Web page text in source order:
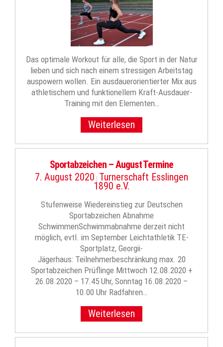
Das optimale Workout für alle, die Sport in der Natur
lieben und sich nach einem stressigen Arbeitstag
auspowern wollen. Ein ausdauerorientierter Mix aus
athletischem und funktionellem Kraft-Ausdauer-
Training mit den Elementen…
Weiterlesen
Sportabzeichen – August Termine
7. August 2020 | Turnerschaft Esslingen
1890 e.V.
Stufenweise Wiedereinstieg zur Deutschen
Sportabzeichen Abnahme
SchwimmenSchwimmabnahme derzeit nicht
möglich, evtl. im September Leichtathletik TE-
Sportplatz, Georgii-
Jägerhaus: Teilnehmerbeschränkung max. 20
Sportabzeichen Prüflinge Mittwoch 12.08.2020 +
26.08.2020 – 17.45 Uhr, Sonntag 16.08.2020 –
10.00 Uhr Radfahren…
Weiterlesen